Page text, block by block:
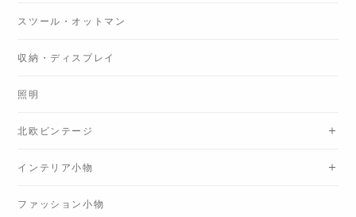
スツール・オットマン
収納・ディスプレイ
照明
北欧ビンテージ
インテリア小物
ファッション小物